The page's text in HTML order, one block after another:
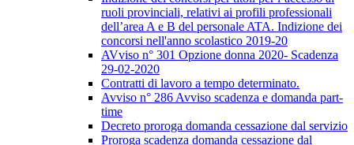
ruoli provinciali, relativi ai profili professionali
dell’area A e B del personale ATA. Indizione dei
concorsi nell'anno scolastico 2019-20
AVviso n° 301 Opzione donna 2020- Scadenza
29-02-2020
Contratti di lavoro a tempo determinato.
Avviso n° 286 Avviso scadenza e domanda part-
time
Decreto proroga domanda cessazione dal servizio
Proroga scadenza domanda cessazione dal